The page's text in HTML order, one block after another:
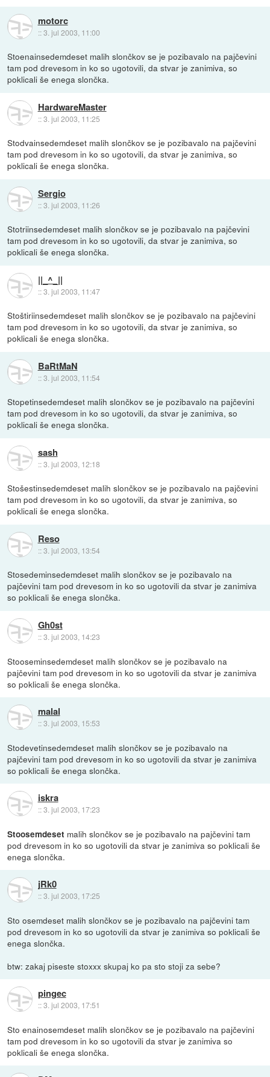
motorc
::3. jul 2003, 11:00
Stoenainsedemdeset malih slončkov se je pozibavalo na pajčevini
tam pod drevesom in ko so ugotovili, da stvar je zanimiva, so
poklicali še enega slončka.
HardwareMaster
::3. jul 2003, 11:25
Stodvainsedemdeset malih slončkov se je pozibavalo na pajčevini
tam pod drevesom in ko so ugotovili, da stvar je zanimiva, so
poklicali še enega slončka.
Sergio
::3. jul 2003, 11:26
Stotriinsedemdeset malih slončkov se je pozibavalo na pajčevini
tam pod drevesom in ko so ugotovili, da stvar je zanimiva, so
poklicali še enega slončka.
||_^_||
::3. jul 2003, 11:47
Stoštiriinsedemdeset malih slončkov se je pozibavalo na pajčevini
tam pod drevesom in ko so ugotovili, da stvar je zanimiva, so
poklicali še enega slončka.
BaRtMaN
::3. jul 2003, 11:54
Stopetinsedemdeset malih slončkov se je pozibavalo na pajčevini
tam pod drevesom in ko so ugotovili, da stvar je zanimiva, so
poklicali še enega slončka.
sash
::3. jul 2003, 12:18
Stošestinsedemdeset malih slončkov se je pozibavalo na pajčevini
tam pod drevesom in ko so ugotovili, da stvar je zanimiva, so
poklicali še enega slončka.
Reso
::3. jul 2003, 13:54
Stosedeminsedemdeset malih slončkov se je pozibavalo na
pajčevini tam pod drevesom in ko so ugotovili da stvar je zanimiva
so poklicali še enega slončka.
Gh0st
::3. jul 2003, 14:23
Stooseminsedemdeset malih slončkov se je pozibavalo na
pajčevini tam pod drevesom in ko so ugotovili da stvar je zanimiva
so poklicali še enega slončka.
malal
::3. jul 2003, 15:53
Stodevetinsedemdeset malih slončkov se je pozibavalo na
pajčevini tam pod drevesom in ko so ugotovili da stvar je zanimiva
so poklicali še enega slončka.
iskra
::3. jul 2003, 17:23
Stoosemdeset malih slončkov se je pozibavalo na pajčevini tam
pod drevesom in ko so ugotovili da stvar je zanimiva so poklicali še
enega slončka.
jRk0
::3. jul 2003, 17:25
Sto osemdeset malih slončkov se je pozibavalo na pajčevini tam
pod drevesom in ko so ugotovili da stvar je zanimiva so poklicali še
enega slončka.
btw: zakaj piseste stoxxx skupaj ko pa sto stoji za sebe?
pingec
::3. jul 2003, 17:51
Sto enainosemdeset malih slončkov se je pozibavalo na pajčevini
tam pod drevesom in ko so ugotovili da stvar je zanimiva so
poklicali še enega slončka.